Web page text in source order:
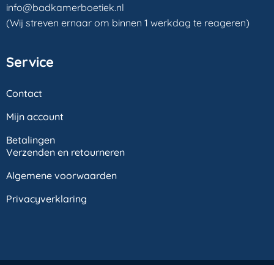
info@badkamerboetiek.nl
(Wij streven ernaar om binnen 1 werkdag te reageren)
Service
Contact
Mijn account
Betalingen
Verzenden en retourneren
Algemene voorwaarden
Privacyverklaring